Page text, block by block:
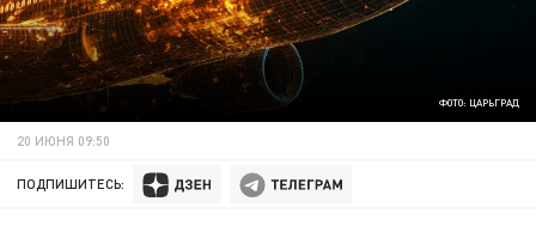
ФОТО: ЦАРЬГРАД
20 ИЮНЯ 09:50
ПОДПИШИТЕСЬ: